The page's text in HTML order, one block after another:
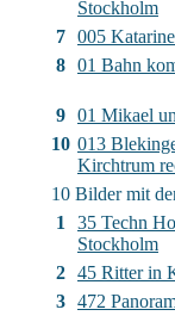
Stockholm
7 005
8 01 Bahn
9 01 Mikael
10 013
Kirchtrum
10 Bilder mit
1
35 Techn
Stockholm
2 45 Ritter in
3 472